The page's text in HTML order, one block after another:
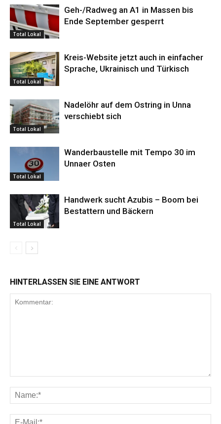
Total Lokal
Geh-/Radweg an A1 in Massen bis
Ende September gesperrt
Total Lokal
Kreis-Website jetzt auch in einfacher
Sprache, Ukrainisch und Türkisch
Total Lokal
Nadelöhr auf dem Ostring in Unna
verschiebt sich
Total Lokal
Wanderbaustelle mit Tempo 30 im
Unnaer Osten
Total Lokal
Handwerk sucht Azubis – Boom bei
Bestattern und Bäckern
HINTERLASSEN SIE EINE ANTWORT